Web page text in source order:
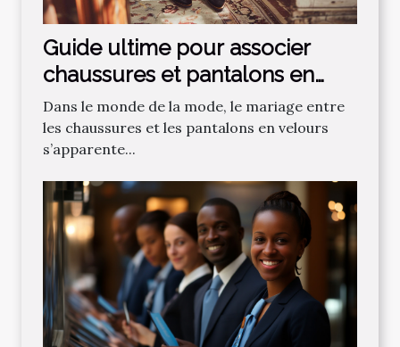
Guide ultime pour associer
chaussures et pantalons en
velours
Dans le monde de la mode, le mariage entre
les chaussures et les pantalons en velours
s’apparente...